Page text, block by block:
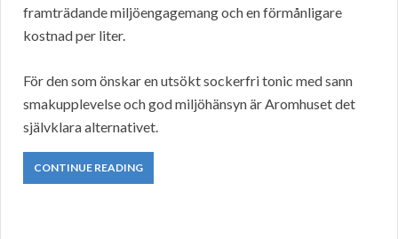
framträdande miljöengagemang och en förmånligare
kostnad per liter.
För den som önskar en utsökt sockerfri tonic med sann
smakupplevelse och god miljöhänsyn är Aromhuset det
självklara alternativet.
CONTINUE READING